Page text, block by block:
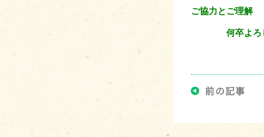
ご協力とご理解
何卒よろし